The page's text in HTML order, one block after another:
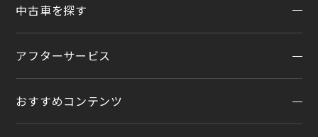
店舗リニューアル情報
店舗統合・移転のお知らせ
試乗車・展示車検索
クルマのサブスク（P.O.P）
中古車を探す
在庫車一覧
アフターサービス
アフターサービスTOP
おすすめコンテンツ